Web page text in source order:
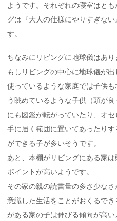
ようです。それぞれの寝室はと
グは『大人の仕様にやりすぎな
す。
ちなみにリビングに地球儀はあり
もしリビングの中心に地球儀が
使っているような家庭では子供
う眺めているような子供（頭が
にも図鑑が転がっていたり、オ
手に届く範囲に置いてあったり
ができる子が多いそうです。
あと、本棚がリビングにある家
ポイントが高いようです。
その家の親の読書量の多さ少な
意識した生活をことがおくるで
がある家の子は伸びる傾向が高い